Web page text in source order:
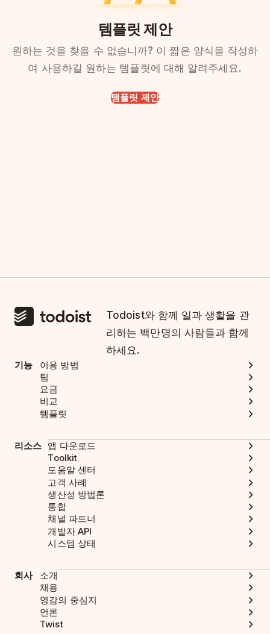
템플릿 제안
원하는 것을 찾을 수 없습니까? 이 짧은 양식을 작성하
여 사용하길 원하는 템플릿에 대해 알려주세요.
템플릿 제안
Todoist와 함께 일과 생활을 관
리하는 백만명의 사람들과 함께
하세요.
기능
이용 방법
팀
요금
비교
템플릿
리소스 앱 다운로드
Toolkit
도움말 센터
고객 사례
생산성 방법론
통합
채널 파트너
개발자 API
시스템 상태
회사
소개
채용
영감의 중심지
언론
Twist